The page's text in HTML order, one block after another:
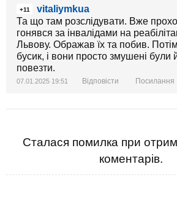
+11
vitaliymkua
Та що там розслідувати. Вже
гонявся за інвалідами на
Львову. Ображав їх та побив.
бусик, і вони просто змушені були
повезти.
07.01.2025 19:51 Відповісти Посилання
Сталася помилка при
коментарів.